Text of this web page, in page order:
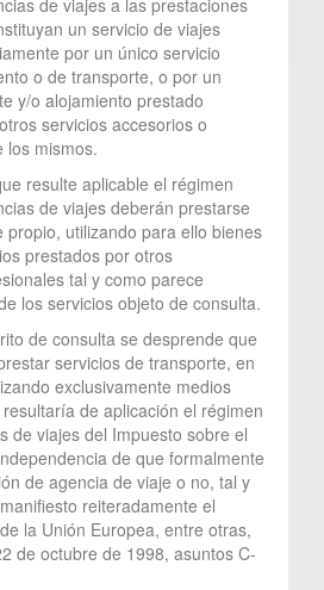
un servicio de viajes
por un único servicio
o de transporte, o por un
y/o alojamiento prestado
servicios accesorios o
los mismos.
resulte aplicable el régimen
de viajes deberán prestarse
propio, utilizando para ello bienes
prestados por otros
tal y como parece
los servicios objeto de consulta.
de consulta se desprende que
servicios de transporte, en
exclusivamente medios
de aplicación el régimen
de viajes del Impuesto sobre el
de que formalmente
de agencia de viaje o no, tal y
reiteradamente el
la Unión Europea, entre otras,
de octubre de 1998, asuntos C-